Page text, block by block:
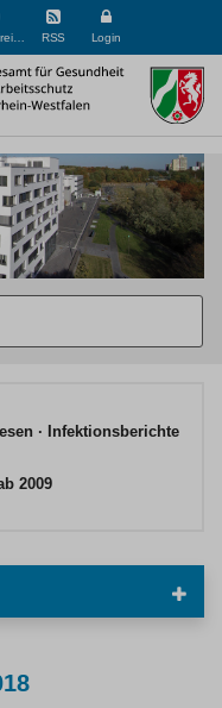
Barrierefreiheit RSS Login
Infektionsberichte
2009